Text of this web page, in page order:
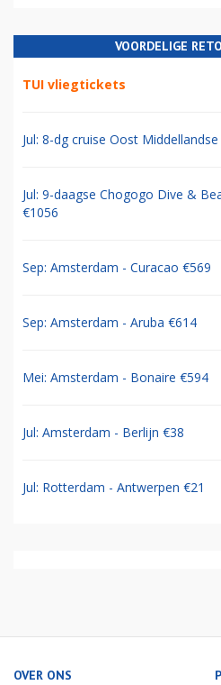
VOORDELIGE
TUI vliegtickets
Jul: 8-dg cruise Oost
Jul: 9-daagse Chogogo Dive &
€1056
Sep: Amsterdam - Curacao €569
Sep: Amsterdam - Aruba €614
Mei: Amsterdam - Bonaire €594
Jul: Amsterdam - Berlijn €38
Jul: Rotterdam - Antwerpen €21
OVER ONS